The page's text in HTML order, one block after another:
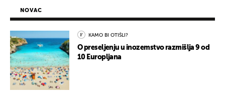
NOVAC
KAMO BI OTIŠLI?
O preseljenju u inozemstvo razmišlja 9 od
10 Europljana